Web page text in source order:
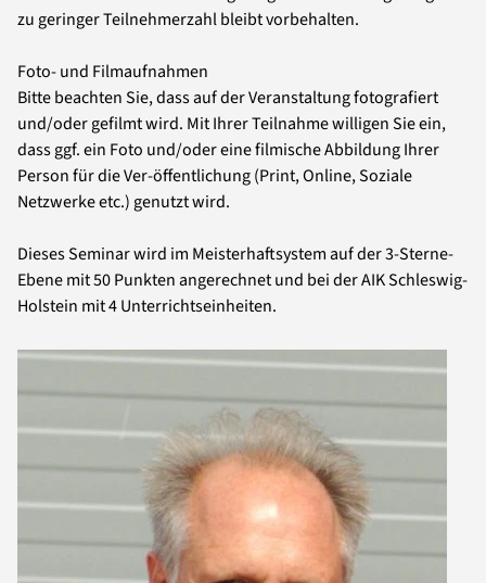
zu geringer Teilnehmerzahl bleibt vorbehalten.
Foto- und Filmaufnahmen
Bitte beachten Sie, dass auf der Veranstaltung fotografiert
und/oder gefilmt wird. Mit Ihrer Teilnahme willigen Sie ein,
dass ggf. ein Foto und/oder eine filmische Abbildung Ihrer
Person für die Ver-öffentlichung (Print, Online, Soziale
Netzwerke etc.) genutzt wird.
Dieses Seminar wird im Meisterhaftsystem auf der 3-Sterne-
Ebene mit 50 Punkten angerechnet und bei der AIK Schleswig-
Holstein mit 4 Unterrichtseinheiten.